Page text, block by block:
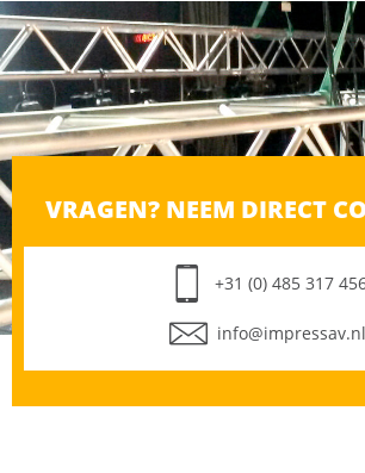
PROJECTA ELPRO LARGE
OPZICHT
TOEVOEGEN VOOR
VRAGEN? NEEM DIRECT
+31 (0) 485 317
info@impressav.nl